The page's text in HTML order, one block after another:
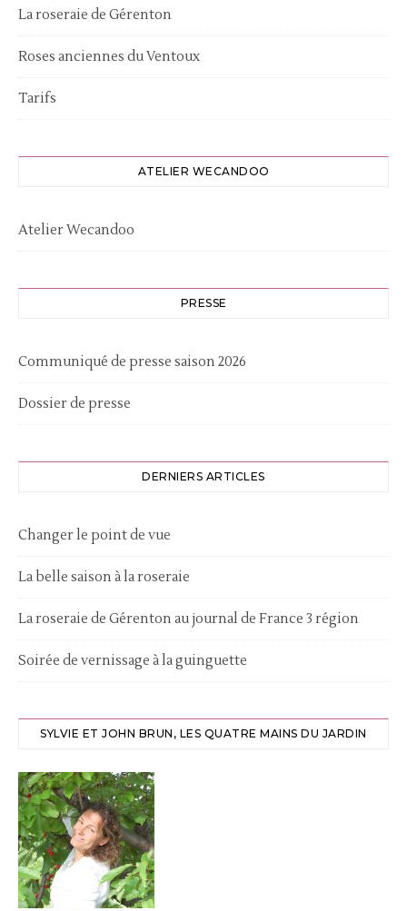
La roseraie de Gérenton
Roses anciennes du Ventoux
Tarifs
ATELIER WECANDOO
Atelier Wecandoo
PRESSE
Communiqué de presse saison 2026
Dossier de presse
DERNIERS ARTICLES
Changer le point de vue
La belle saison à la roseraie
La roseraie de Gérenton au journal de France 3 région
Soirée de vernissage à la guinguette
SYLVIE ET JOHN BRUN, LES QUATRE MAINS DU JARDIN